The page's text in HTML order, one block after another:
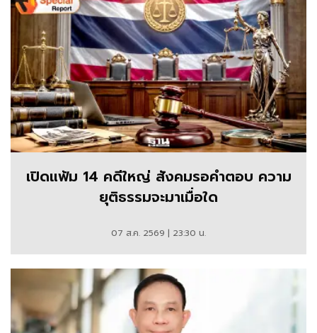
เปิดแฟ้ม 14 คดีใหญ่ สังคมรอคำตอบ ความ
ยุติธรรมจะมาเมื่อใด
07 ส.ค. 2569 | 23:30 น.